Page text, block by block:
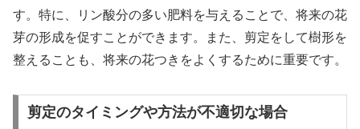
す。特に、リン酸分の多い肥料を与えることで、将来の花
芽の形成を促すことができます。また、剪定をして樹形を
整えることも、将来の花つきをよくするために重要です。
剪定のタイミングや方法が不適切な場合